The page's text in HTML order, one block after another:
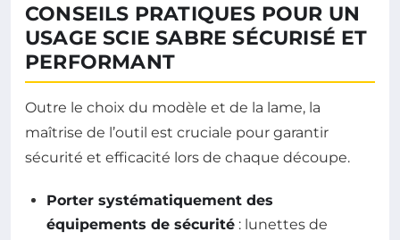
CONSEILS PRATIQUES POUR UN
USAGE SCIE SABRE SÉCURISÉ ET
PERFORMANT
Outre le choix du modèle et de la lame, la
maîtrise de l’outil est cruciale pour garantir
sécurité et efficacité lors de chaque découpe.
Porter systématiquement des
équipements de sécurité : lunettes de